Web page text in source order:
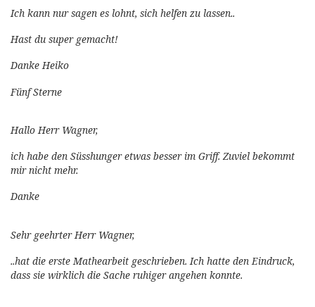
Ich kann nur sagen es lohnt, sich helfen zu lassen..
Hast du super gemacht!
Danke Heiko
Fünf Sterne
Hallo Herr Wagner,
ich habe den Süsshunger etwas besser im Griff. Zuviel bekommt
mir nicht mehr.
Danke
Sehr geehrter Herr Wagner,
..hat die erste Mathearbeit geschrieben. Ich hatte den Eindruck,
dass sie wirklich die Sache ruhiger angehen konnte.